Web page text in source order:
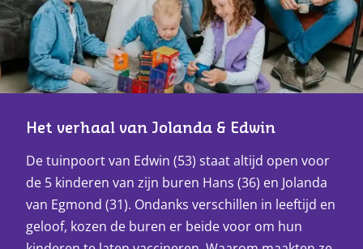
Het verhaal van Jolanda & Edwin
De tuinpoort van Edwin (53) staat altijd open voor
de 5 kinderen van zijn buren Hans (36) en Jolanda
van Egmond (31). Ondanks verschillen in leeftijd en
geloof, kozen de buren er beide voor om hun